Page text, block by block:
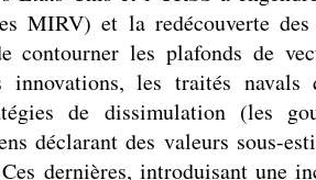
MIRV) et la redécouverte
contourner les plafonds de
innovations, les traités navals
de dissimulation (les
déclarant des valeurs sous-
dernières, introduisant une